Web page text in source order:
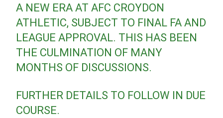
A NEW ERA AT AFC CROYDON
ATHLETIC, SUBJECT TO FINAL FA AND
LEAGUE APPROVAL. THIS HAS BEEN
THE CULMINATION OF MANY
MONTHS OF DISCUSSIONS.
FURTHER DETAILS TO FOLLOW IN DUE
COURSE.